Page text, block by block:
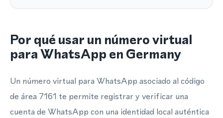
Por qué usar un número virtual
para WhatsApp en Germany
Un número virtual para WhatsApp asociado al código
de área 7161 te permite registrar y verificar una
cuenta de WhatsApp con una identidad local auténtica